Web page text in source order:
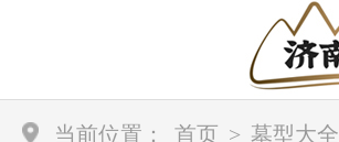
当前位置： 首页 > 墓型大全